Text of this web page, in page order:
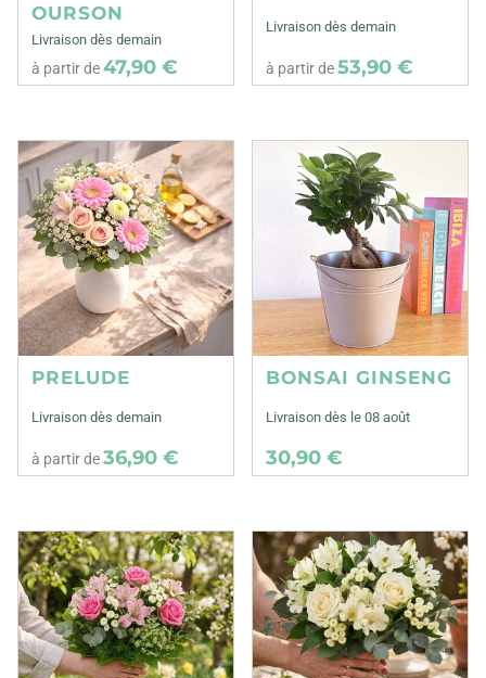
OURSON
Livraison dès demain
à partir de47,90 €
Livraison dès demain
à partir de53,90 €
PRELUDE
Livraison dès demain
à partir de36,90 €
BONSAI GINSENG
Livraison dès le 08 août
30,90 €